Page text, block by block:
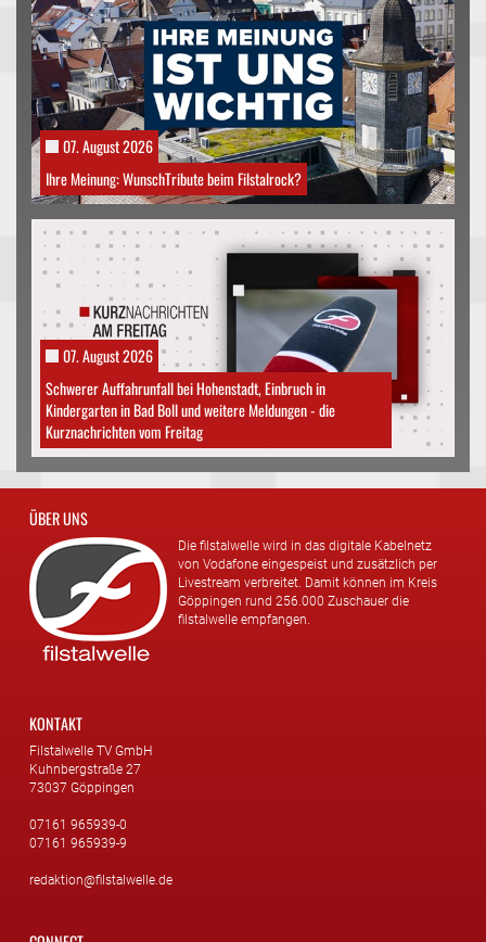
07. August 2026
Ihre Meinung: WunschTribute beim Filstalrock?
07. August 2026
Schwerer Auffahrunfall bei Hohenstadt, Einbruch in
Kindergarten in Bad Boll und weitere Meldungen - die
Kurznachrichten vom Freitag
ÜBER UNS
Die filstalwelle wird in das digitale Kabelnetz
von Vodafone eingespeist und zusätzlich per
Livestream verbreitet. Damit können im Kreis
Göppingen rund 256.000 Zuschauer die
filstalwelle empfangen.
KONTAKT
Filstalwelle TV GmbH
Kuhnbergstraße 27
73037 Göppingen
07161 965939-0
07161 965939-9
redaktion@filstalwelle.de